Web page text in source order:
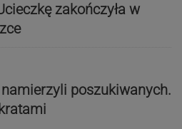
zakończyła w
poszukiwanych.